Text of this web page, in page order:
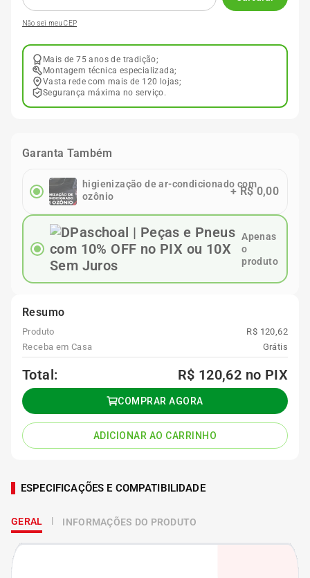
Não sei meu CEP
Mais de 75 anos de tradição;
Montagem técnica especializada;
Vasta rede com mais de 120 lojas;
Segurança máxima no serviço.
Garanta Também
higienização de ar-condicionado com
ozônio
+R$ 0,00
Apenas
o
produto
Resumo
Produto
R$ 120,62
Receba em Casa
Grátis
Total: R$ 120,62 no PIX
COMPRAR AGORA
ADICIONAR AO CARRINHO
ESPECIFICAÇÕES E COMPATIBILIDADE
GERAL INFORMAÇÕES DO PRODUTO